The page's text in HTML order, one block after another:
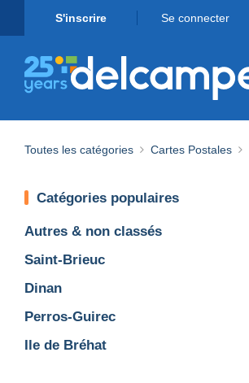
S'inscrire Se connecter
Toutes les catégories Cartes Postales
Catégories populaires
Autres & non classés
Saint-Brieuc
Dinan
Perros-Guirec
Ile de Bréhat